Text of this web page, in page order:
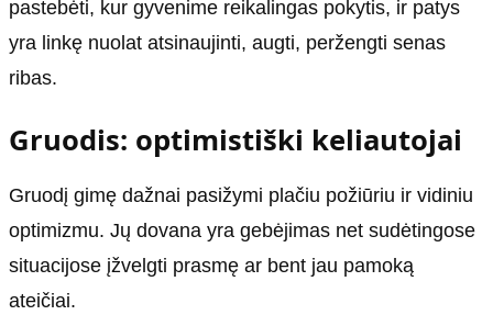
pastebėti, kur gyvenime reikalingas pokytis, ir patys
yra linkę nuolat atsinaujinti, augti, peržengti senas
ribas.
Gruodis: optimistiški keliautojai
Gruodį gimę dažnai pasižymi plačiu požiūriu ir vidiniu
optimizmu. Jų dovana yra gebėjimas net sudėtingose
situacijose įžvelgti prasmę ar bent jau pamoką
ateičiai.